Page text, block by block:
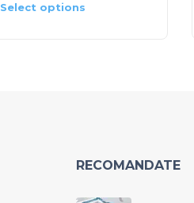
Select options
RECOMANDATE